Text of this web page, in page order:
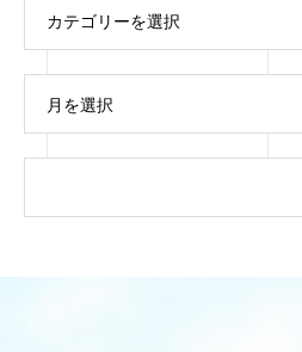
カテゴリーを選択
月を選択